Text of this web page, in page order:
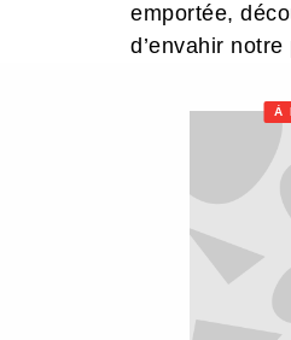
emportée,
d’envahir
À